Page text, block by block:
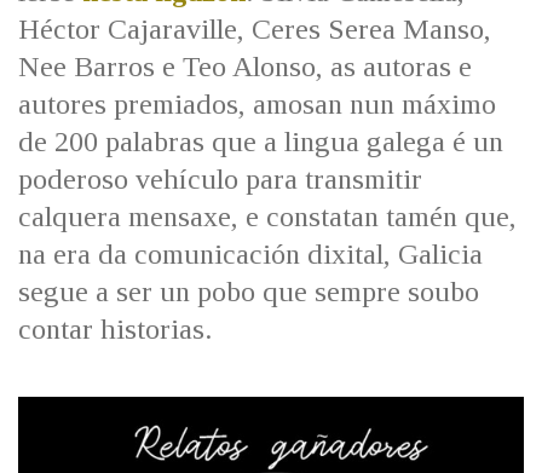
IDENTIDADE CORPORATIVA
MARCIAL DEL ADALID
CASA-MUSEO EMILIA PARDO
BAZÁN
FIGURAS HOMENAXEADAS
HISTORIA
60 ANOS DLG
PRIMAVERA DAS LETRAS
PORTAL DAS PALABRAS
Facebook
TwitterYoutubeInstagram
Bluesky
Héctor Cajaraville, Ceres Serea Manso,
Nee Barros e Teo Alonso, as autoras e
autores premiados, amosan nun máximo
de 200 palabras que a lingua galega é un
poderoso vehículo para transmitir
calquera mensaxe, e constatan tamén que,
na era da comunicación dixital, Galicia
segue a ser un pobo que sempre soubo
contar historias.